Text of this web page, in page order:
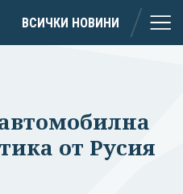
ВСИЧКИ НОВИНИ
от Русия